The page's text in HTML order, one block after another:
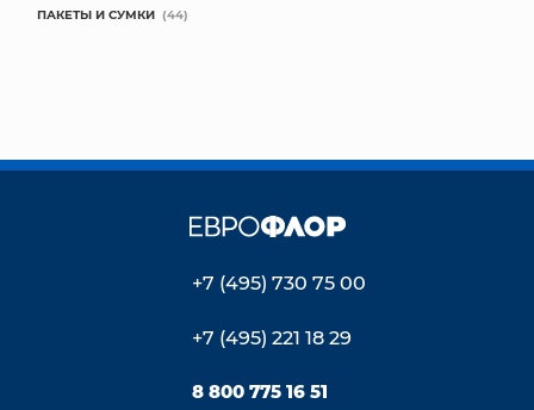
ПАКЕТЫ И СУМКИ (44)
+7 (495) 730 75 00
+7 (495) 221 18 29
8 800 775 16 51